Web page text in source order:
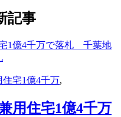
記事
宅1億4千万,
用住宅1億4千万